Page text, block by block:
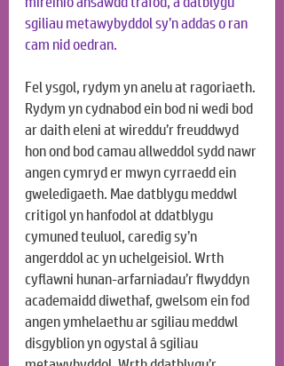
sgiliau metawybyddol sy’n addas o ran
cam nid oedran.
Fel ysgol, rydym yn anelu at ragoriaeth.
Rydym yn cydnabod ein bod ni wedi bod
ar daith eleni at wireddu’r freuddwyd
hon ond bod camau allweddol sydd nawr
angen cymryd er mwyn cyrraedd ein
gweledigaeth. Mae datblygu meddwl
critigol yn hanfodol at ddatblygu
cymuned teuluol, caredig sy’n
angerddol ac yn uchelgeisiol. Wrth
cyflawni hunan-arfarniadau’r flwyddyn
academaidd diwethaf, gwelsom ein fod
angen ymhelaethu ar sgiliau meddwl
disgyblion yn ogystal â sgiliau